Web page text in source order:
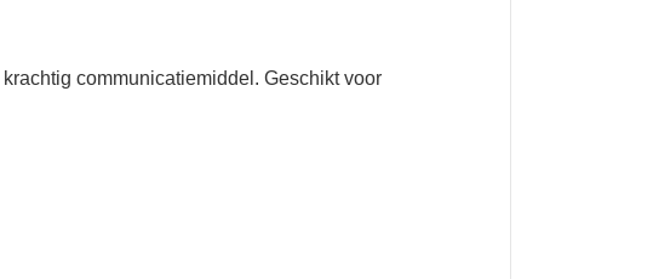
communicatiemiddel. Geschikt voor